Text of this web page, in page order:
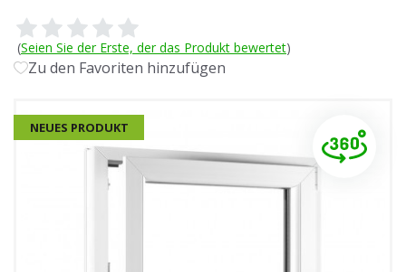
(Seien Sie der Erste, der das Produkt bewertet)
Zu den Favoriten hinzufügen
NEUES PRODUKT